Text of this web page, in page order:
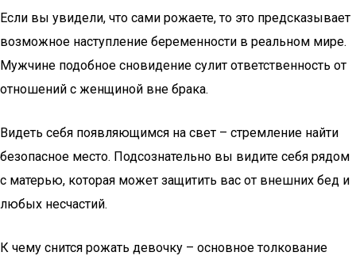
Если вы увидели, что сами рожаете, то это предсказывает
возможное наступление беременности в реальном мире.
Мужчине подобное сновидение сулит ответственность от
отношений с женщиной вне брака.
Видеть себя появляющимся на свет – стремление найти
безопасное место. Подсознательно вы видите себя рядом
с матерью, которая может защитить вас от внешних бед и
любых несчастий.
К чему снится рожать девочку – основное толкование